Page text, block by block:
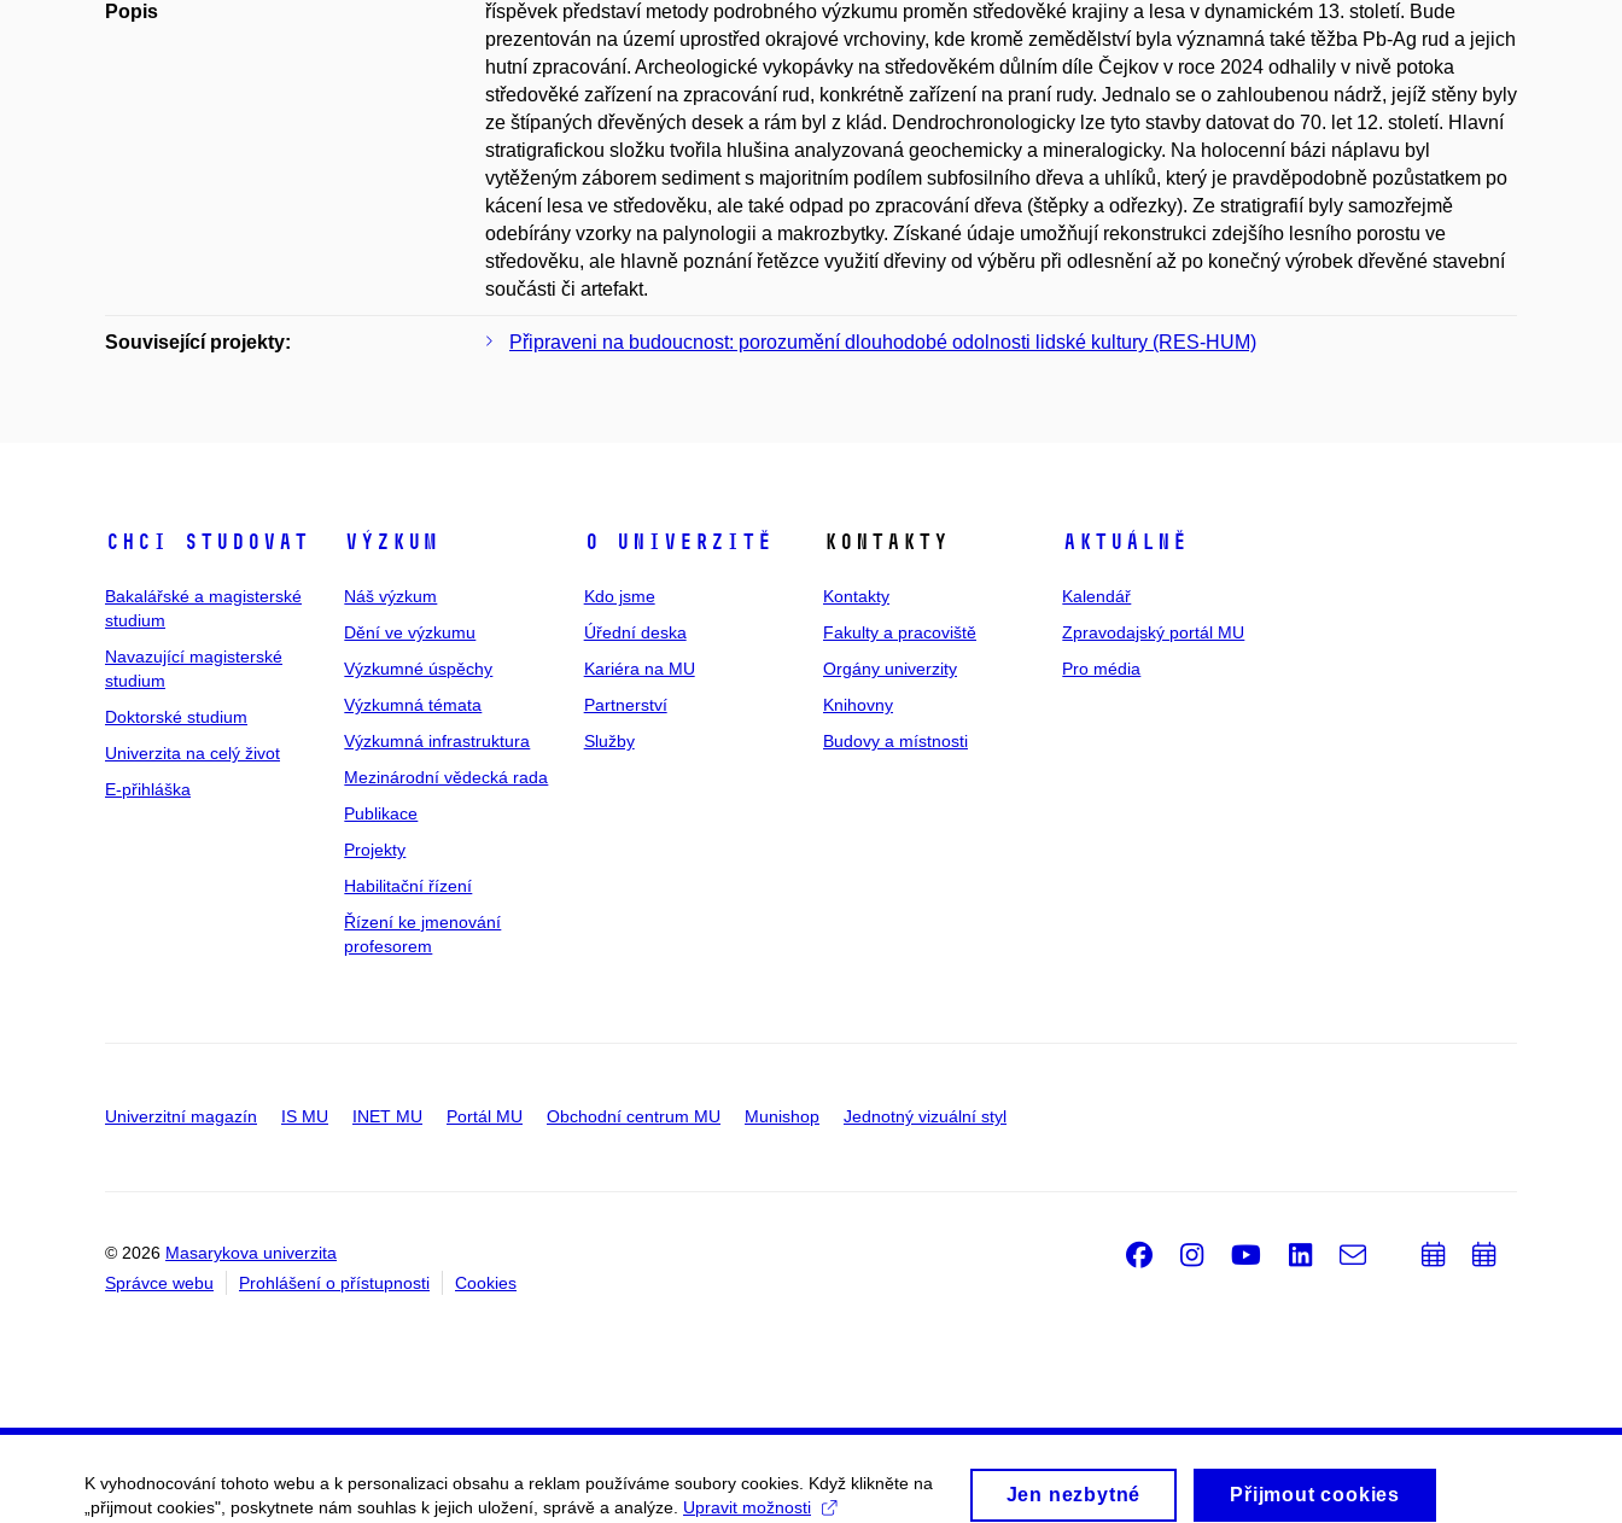
Popis
říspěvek představí metody podrobného výzkumu proměn středověké krajiny a lesa v dynamickém 13. století. Bude
prezentován na území uprostřed okrajové vrchoviny, kde kromě zemědělství byla významná také těžba Pb-Ag rud a jejich
hutní zpracování. Archeologické vykopávky na středověkém důlním díle Čejkov v roce 2024 odhalily v nivě potoka
středověké zařízení na zpracování rud, konkrétně zařízení na praní rudy. Jednalo se o zahloubenou nádrž, jejíž stěny byly
ze štípaných dřevěných desek a rám byl z klád. Dendrochronologicky lze tyto stavby datovat do 70. let 12. století. Hlavní
stratigrafickou složku tvořila hlušina analyzovaná geochemicky a mineralogicky. Na holocenní bázi náplavu byl
vytěženým záborem sediment s majoritním podílem subfosilního dřeva a uhlíků, který je pravděpodobně pozůstatkem po
kácení lesa ve středověku, ale také odpad po zpracování dřeva (štěpky a odřezky). Ze stratigrafií byly samozřejmě
odebírány vzorky na palynologii a makrozbytky. Získané údaje umožňují rekonstrukci zdejšího lesního porostu ve
středověku, ale hlavně poznání řetězce využití dřeviny od výběru při odlesnění až po konečný výrobek dřevěné stavební
součásti či artefakt.
Související projekty: Připraveni na budoucnost: porozumění dlouhodobé odolnosti lidské kultury (RES-HUM)
Chci studovat
Bakalářské a magisterské
studium
Navazující magisterské
studium
Doktorské studium
Univerzita na celý život
E-přihláška
Výzkum
Náš výzkum
Dění ve výzkumu
Výzkumné úspěchy
Výzkumná témata
Výzkumná infrastruktura
Mezinárodní vědecká rada
Publikace
Projekty
Habilitační řízení
Řízení ke jmenování
profesorem
O univerzitě
Kdo jsme
Úřední deska
Kariéra na MU
Partnerství
Služby
Kontakty
Kontakty
Fakulty a pracoviště
Orgány univerzity
Knihovny
Budovy a místnosti
Aktuálně
Kalendář
Zpravodajský portál MU
Pro média
Univerzitní magazín IS MU INET MU Portál MU Obchodní centrum MU Munishop Jednotný vizuální styl
© 2026 Masarykova univerzita
Správce webu
Prohlášení o přístupnosti Cookies
Facebook
Instagram
Youtube
LinkedIn
e-
PřidatPřidat
K vyhodnocování tohoto webu a k personalizaci obsahu a reklam používáme soubory cookies. Když klikněte na
„přijmout cookies", poskytnete nám souhlas k jejich uložení, správě a analýze. Upravit možnosti
Jen nezbytné Přijmout cookies